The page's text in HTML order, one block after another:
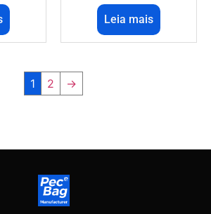
Leia mais
1 2 →